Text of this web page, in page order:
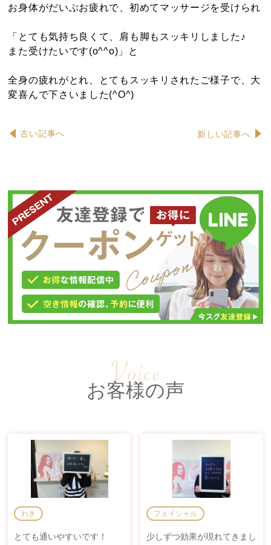
お身体がだいぶお疲れで、初めてマッサージを受けられ
「とても気持ち良くて、肩も脚もスッキリしました♪
また受けたいです(o^^o)」と
全身の疲れがとれ、とてもスッキリされたご様子で、大
変喜んで下さいました(^O^)
古い記事へ 新しい記事へ
お客様の声
わき
とても通いやすいです！
フェイシャル
少しずつ効果が現れてきまし